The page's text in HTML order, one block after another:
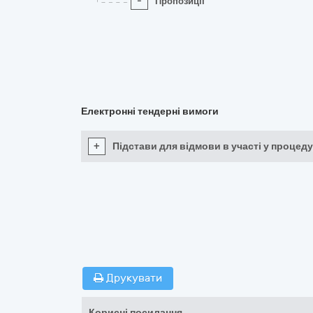
Електронні тендерні вимоги
+ Підстави для відмови в участі у
Друкувати